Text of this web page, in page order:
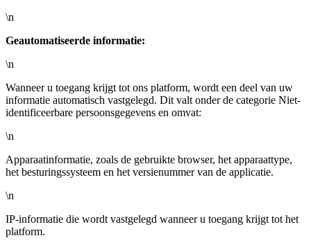
\n
Geautomatiseerde informatie:
\n
Wanneer u toegang krijgt tot ons platform, wordt een deel van uw
informatie automatisch vastgelegd. Dit valt onder de categorie Niet-
identificeerbare persoonsgegevens en omvat:
\n
Apparaatinformatie, zoals de gebruikte browser, het apparaattype,
het besturingssysteem en het versienummer van de applicatie.
\n
IP-informatie die wordt vastgelegd wanneer u toegang krijgt tot het
platform.